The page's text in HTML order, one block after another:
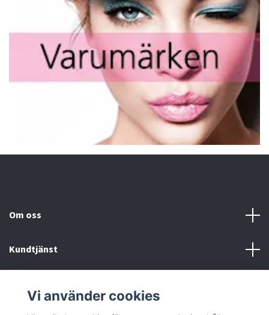
Om oss
Kundtjänst
Vi använder cookies